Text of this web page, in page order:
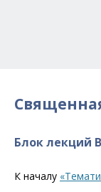
Блок лекций
К началу